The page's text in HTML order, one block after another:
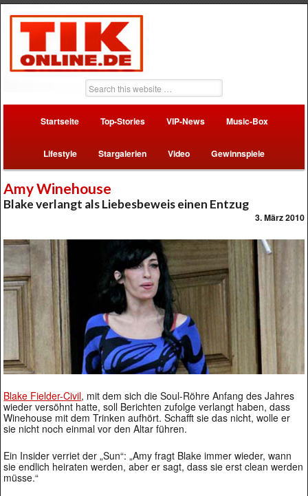
Startseite Top-Stories VIP-News Music-Box
Lifestyle Stargalerien Video Gewinnspiele
Amy Winehouse
Blake verlangt als Liebesbeweis einen Entzug
3. März 2010
Blake Fielder-Civil, mit dem sich die Soul-Röhre Anfang des Jahres
wieder versöhnt hatte, soll Berichten zufolge verlangt haben, dass
Winehouse mit dem Trinken aufhört. Schafft sie das nicht, wolle er
sie nicht noch einmal vor den Altar führen.
Ein Insider verriet der „Sun“: „Amy fragt Blake immer wieder, wann
sie endlich heiraten werden, aber er sagt, dass sie erst clean werden
müsse.“